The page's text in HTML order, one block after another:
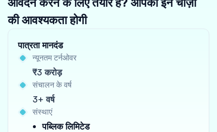
की आवश्यकता होगी
पात्रता मानदंड
न्यूनतम टर्नओवर
₹3 करोड़
संचालन के वर्ष
3+ वर्ष
संस्थाएं
पब्लिक लिमिटेड